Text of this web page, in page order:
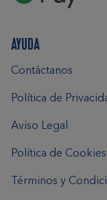
AYUDA
Contáctanos
Política de
Aviso Legal
Política de Cookies
Términos y